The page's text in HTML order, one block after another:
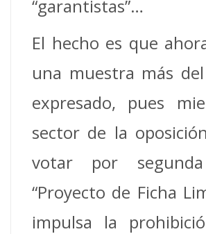
“garantistas”…
El hecho es que
una muestra más
expresado, pues
sector de la
votar por
“Proyecto de Ficha
impulsa la